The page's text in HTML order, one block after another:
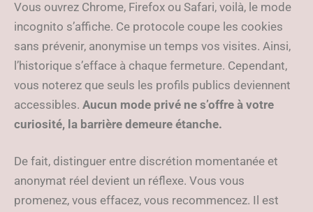
Vous ouvrez Chrome, Firefox ou Safari, voilà, le mode
incognito s’affiche. Ce protocole coupe les cookies
sans prévenir, anonymise un temps vos visites. Ainsi,
l’historique s’efface à chaque fermeture. Cependant,
vous noterez que seuls les profils publics deviennent
accessibles. Aucun mode privé ne s’offre à votre
curiosité, la barrière demeure étanche.
De fait, distinguer entre discrétion momentanée et
anonymat réel devient un réflexe. Vous vous
promenez, vous effacez, vous recommencez. Il est